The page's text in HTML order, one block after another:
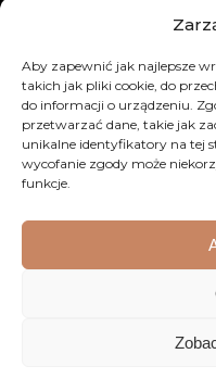
Aby zapewnić jak najlepsze
takich jak pliki cookie, do
do informacji o urządzeniu.
przetwarzać dane, takie jak
unikalne identyfikatory na tej
wycofanie zgody może
funkcje.
Polityka prywatności
Zakup na raty
Kontakt
© 2026 Dobre Meble.